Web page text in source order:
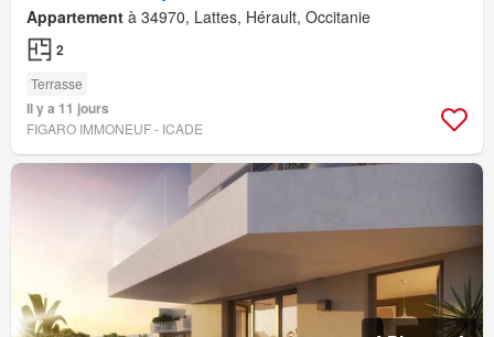
Appartement à 34970, Lattes, Hérault, Occitanie
2
Terrasse
Il y a 11 jours
FIGARO IMMONEUF - ICADE